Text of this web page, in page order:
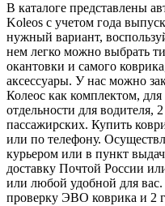
В каталоге представлены
Koleos с учетом года
нужный вариант,
нем легко можно выбрать
окантовки и самого
аксессуары. У нас можно
Колеос как комплектом,
отдельности для водителя,
пассажирских. Купить
или по телефону.
курьером или в пункт
доставку Почтой России
или любой удобной для
проверку ЭВО коврика и 2